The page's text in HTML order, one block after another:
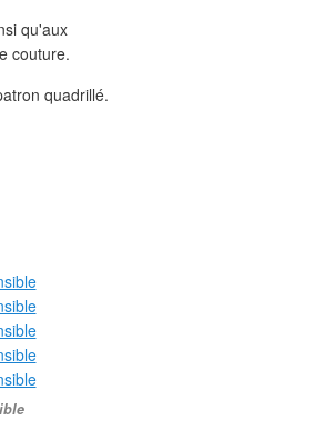
qu'aux
couture.
quadrillé.